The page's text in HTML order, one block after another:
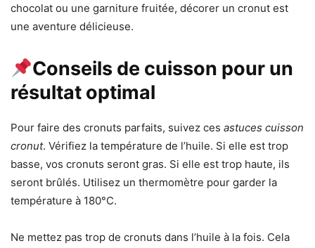
chocolat ou une garniture fruitée, décorer un cronut est
une aventure délicieuse.
Conseils de cuisson pour un
résultat optimal
Pour faire des cronuts parfaits, suivez ces astuces cuisson
cronut. Vérifiez la température de l’huile. Si elle est trop
basse, vos cronuts seront gras. Si elle est trop haute, ils
seront brûlés. Utilisez un thermomètre pour garder la
température à 180°C.
Ne mettez pas trop de cronuts dans l’huile à la fois. Cela